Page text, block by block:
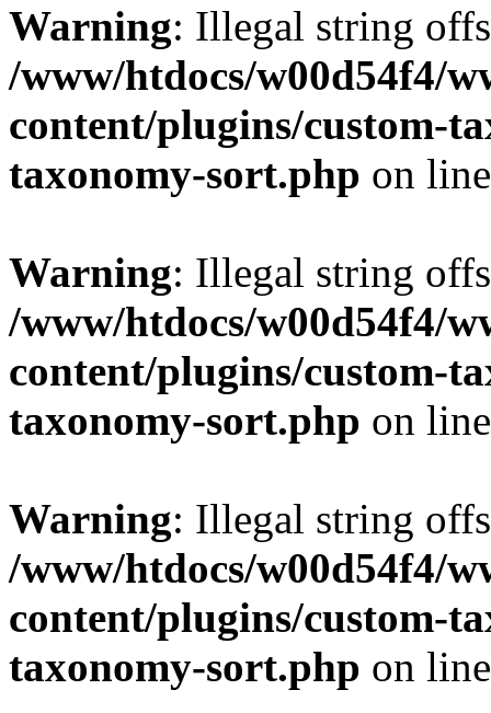
Warning: Illegal string
/www/htdocs/w00d54f4/
content/plugins/custom-
taxonomy-sort.php on
Warning: Illegal string
/www/htdocs/w00d54f4/
content/plugins/custom-
taxonomy-sort.php on
Warning: Illegal string
/www/htdocs/w00d54f4/
content/plugins/custom-
taxonomy-sort.php on